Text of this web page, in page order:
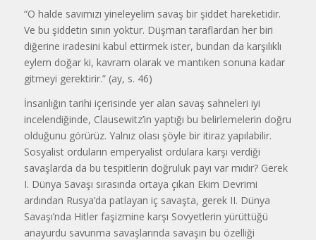
“O halde savımızı yineleyelim savaş bir şiddet hareketidir.
Ve bu şiddetin sının yoktur. Düşman taraflardan her biri
diğerine iradesini kabul ettirmek ister, bundan da karşılıklı
eylem doğar ki, kavram olarak ve mantıken sonuna kadar
gitmeyi gerektirir.” (ay, s. 46)
İnsanlığın tarihi içerisinde yer alan savaş sahneleri iyi
incelendiğinde, Clausewitz’in yaptığı bu belirlemelerin doğru
olduğunu görürüz. Yalnız olası şöyle bir itiraz yapılabilir.
Sosyalist orduların emperyalist ordulara karşı verdiği
savaşlarda da bu tespitlerin doğruluk payı var mıdır? Gerek
I. Dünya Savaşı sırasında ortaya çıkan Ekim Devrimi
ardından Rusya’da patlayan iç savaşta, gerek II. Dünya
Savaşı’nda Hitler faşizmine karşı Sovyetlerin yürüttüğü
anayurdu savunma savaşlarında savaşın bu özelliği